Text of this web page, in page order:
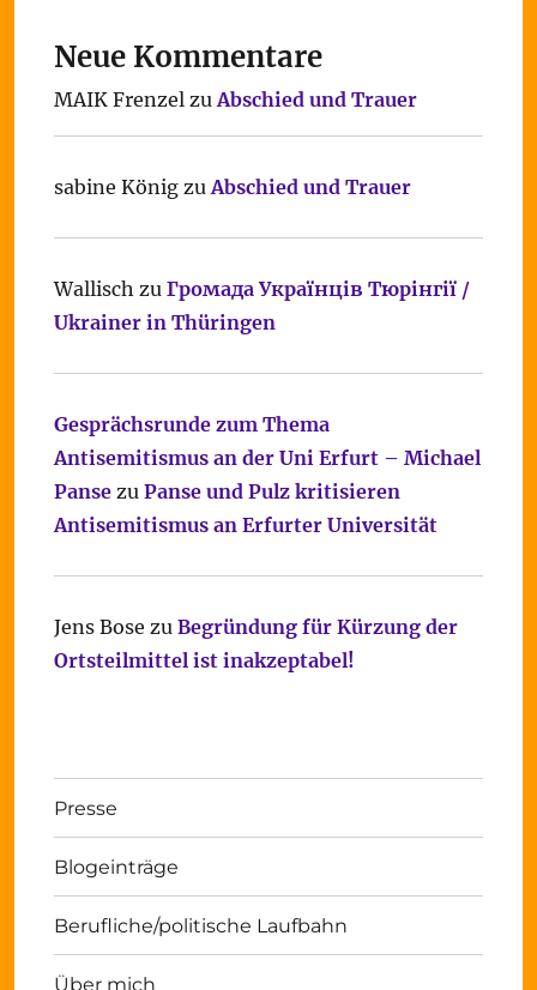
Neue Kommentare
MAIK FrenzelzuAbschied und Trauer
sabine KönigzuAbschied und Trauer
Wallisch zu Громада Українців Тюрінгії /
Ukrainer in Thüringen
Gesprächsrunde zum Thema
Antisemitismus an der Uni Erfurt – Michael
Pansezu Panse und Pulz kritisieren
Antisemitismus an Erfurter Universität
Jens Bose zu Begründung für Kürzung der
Ortsteilmittel ist inakzeptabel!
Presse
Blogeinträge
Berufliche/politische Laufbahn
Über mich